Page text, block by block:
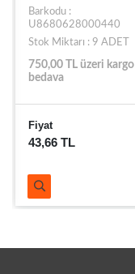
Barkodu :
U8680628000440
Stok Miktarı : 9 ADET
750,00 TL üzeri kargo
bedava
Fiyat
43,66 TL